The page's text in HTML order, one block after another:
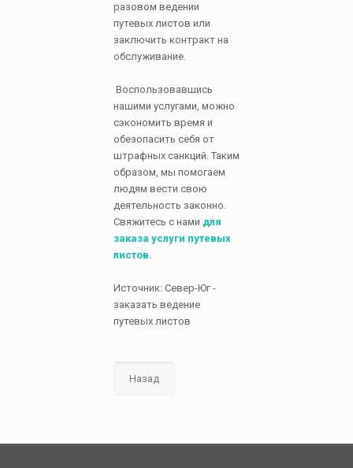
разовом ведении
путевых листов или
заключить контракт на
обслуживание.
Воспользовавшись
нашими услугами, можно
сэкономить время и
обезопасить себя от
штрафных санкций. Таким
образом, мы помогаем
людям вести свою
деятельность законно.
Свяжитесь с нами для
заказа услуги путевых
листов.
Источник: Север-Юг -
заказать ведение
путевых листов
Назад